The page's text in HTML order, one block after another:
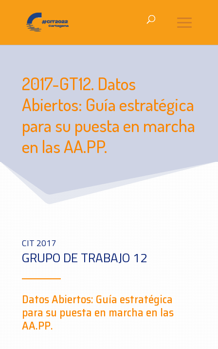
2017-GT12. Datos
Abiertos: Guía estratégica
para su puesta en marcha
en las AA.PP.
CIT 2017
GRUPO DE TRABAJO 12
Datos Abiertos: Guía estratégica
para su puesta en marcha en las
AA.PP.